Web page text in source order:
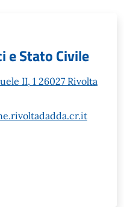
e Stato Civile
II, 1 26027 Rivolta